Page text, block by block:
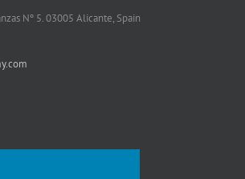
Nº 5. 03005 Alicante, Spain